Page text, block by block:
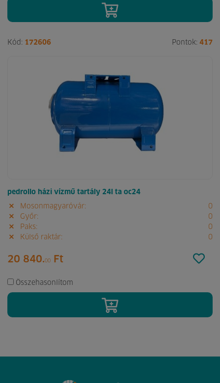
Kód: 172606 Pontok: 417
pedrollo házi vízmű tartály 24l ta oc24
Mosonmagyaróvár:
0
Győr:
0
Paks:
0
Külső raktár:
0
20 840.00 Ft
Összehasonlítom